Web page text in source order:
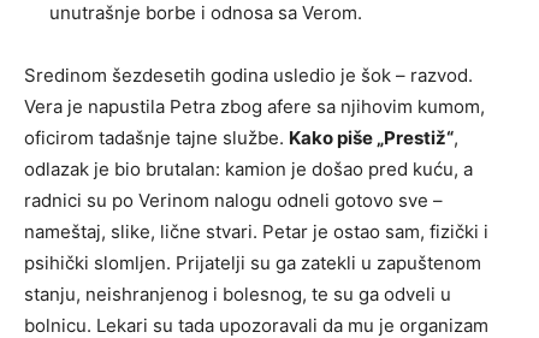
unutrašnje borbe i odnosa sa Verom.
Sredinom šezdesetih godina usledio je šok – razvod.
Vera je napustila Petra zbog afere sa njihovim kumom,
oficirom tadašnje tajne službe. Kako piše „Prestiž“,
odlazak je bio brutalan: kamion je došao pred kuću, a
radnici su po Verinom nalogu odneli gotovo sve –
nameštaj, slike, lične stvari. Petar je ostao sam, fizički i
psihički slomljen. Prijatelji su ga zatekli u zapuštenom
stanju, neishranjenog i bolesnog, te su ga odveli u
bolnicu. Lekari su tada upozoravali da mu je organizam